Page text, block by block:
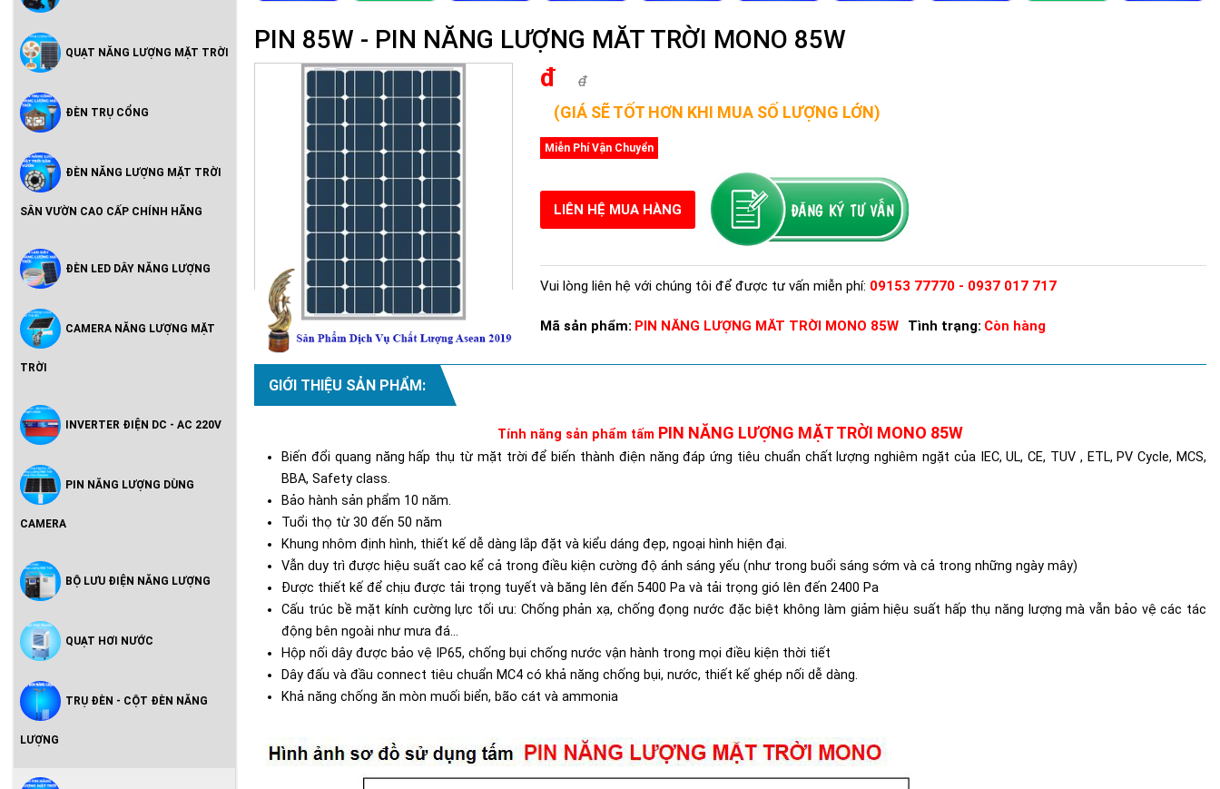
Vườn Cao Cấp Chính Hãng
Hoàng Quốc Bảo - Độ Sáng Cao,
QUẠT NĂNG LƯỢNG MẶT TRỜI
ĐÈN TRỤ CỔNG
ĐÈN NĂNG LƯỢNG MẶT TRỜI
SÂN VƯỜN CAO CẤP CHÍNH HÃNG
ĐÈN LED DÂY NĂNG LƯỢNG
CAMERA NĂNG LƯỢNG MẶT
TRỜI
INVERTER ĐIỆN DC - AC 220V
PIN NĂNG LƯỢNG DÙNG
CAMERA
BỘ LƯU ĐIỆN NĂNG LƯỢNG
QUẠT HƠI NƯỚC
TRỤ ĐÈN - CỘT ĐÈN NĂNG
LƯỢNG
PIN 85W - PIN NĂNG LƯỢNG MĂT TRỜI MONO 85W
đ
đ
(GIÁ SẼ TỐT HƠN KHI MUA SỐ LƯỢNG LỚN)
Miễn Phí Vận Chuyển
LIÊN HỆ MUA HÀNG
Vui lòng liên hệ với chúng tôi để được tư vấn miễn phí: 09153 77770 - 0937 017 717
Mã sản phẩm: PIN NĂNG LƯỢNG MĂT TRỜI MONO 85W Tình trạng: Còn hàng
GIỚI THIỆU SẢN PHẨM:
Tính năng sản phẩm tấm PIN NĂNG LƯỢNG MẶT TRỜI MONO 85W
Biến đổi quang năng hấp thụ từ mặt trời để biến thành điện năng đáp ứng tiêu chuẩn chất lượng nghiêm ngặt của IEC, UL, CE, TUV , ETL, PV Cycle, MCS,
BBA, Safety class.
Bảo hành sản phẩm 10 năm.
Tuổi thọ từ 30 đến 50 năm
Khung nhôm định hình, thiết kế dễ dàng lắp đặt và kiểu dáng đẹp, ngoại hình hiện đại.
Vẫn duy trì được hiệu suất cao kể cả trong điều kiện cường độ ánh sáng yếu (như trong buổi sáng sớm và cả trong những ngày mây)
Được thiết kế để chịu được tải trọng tuyết và băng lên đến 5400 Pa và tải trọng gió lên đến 2400 Pa
Cấu trúc bề mặt kính cường lực tối ưu: Chống phản xạ, chống đọng nước đặc biệt không làm giảm hiệu suất hấp thụ năng lượng mà vẫn bảo vệ các tác
động bên ngoài như mưa đá...
Hộp nối dây được bảo vệ IP65, chống bụi chống nước vận hành trong mọi điều kiện thời tiết
Dây đấu và đầu connect tiêu chuẩn MC4 có khả năng chống bụi, nước, thiết kế ghép nối dễ dàng.
Khả năng chống ăn mòn muối biển, bão cát và ammonia​